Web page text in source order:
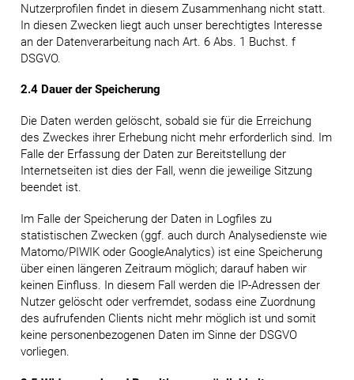
Nutzerprofilen findet in diesem Zusammenhang nicht statt.
In diesen Zwecken liegt auch unser berechtigtes Interesse
an der Datenverarbeitung nach Art. 6 Abs. 1 Buchst. f
DSGVO.
2.4 Dauer der Speicherung
Die Daten werden gelöscht, sobald sie für die Erreichung
des Zweckes ihrer Erhebung nicht mehr erforderlich sind. Im
Falle der Erfassung der Daten zur Bereitstellung der
Internetseiten ist dies der Fall, wenn die jeweilige Sitzung
beendet ist.
Im Falle der Speicherung der Daten in Logfiles zu
statistischen Zwecken (ggf. auch durch Analysedienste wie
Matomo/PIWIK oder GoogleAnalytics) ist eine Speicherung
über einen längeren Zeitraum möglich; darauf haben wir
keinen Einfluss. In diesem Fall werden die IP-Adressen der
Nutzer gelöscht oder verfremdet, sodass eine Zuordnung
des aufrufenden Clients nicht mehr möglich ist und somit
keine personenbezogenen Daten im Sinne der DSGVO
vorliegen.